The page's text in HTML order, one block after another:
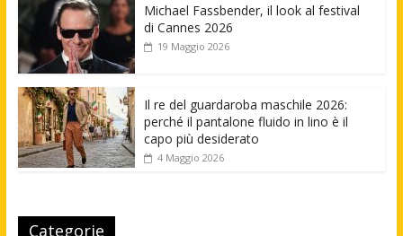
Michael Fassbender, il look al festival
di Cannes 2026
19 Maggio 2026
Il re del guardaroba maschile 2026:
perché il pantalone fluido in lino è il
capo più desiderato
4 Maggio 2026
Categorie